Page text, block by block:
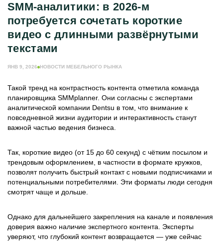
SMM-аналитики: в 2026-м
потребуется сочетать короткие
видео с длинными развёрнутыми
текстами
ЯНВ 9, 2026 НОВОСТИ МЕБЕЛЬНОГО РЫНКА
Такой тренд на контрастность контента отметила команда
планировщика SMMplanner. Они согласны с экспертами
аналитической компании Dentsu в том, что внимание к
повседневной жизни аудитории и интерактивность станут
важной частью ведения бизнеса.
Так, короткие видео (от 15 до 60 секунд) с чётким посылом и
трендовым оформлением, в частности в формате кружков,
позволят получить быстрый контакт с новыми подписчиками и
потенциальными потребителями. Эти форматы люди сегодня
смотрят чаще и дольше.
Однако для дальнейшего закрепления на канале и появления
доверия важно наличие экспертного контента. Эксперты
уверяют, что глубокий контент возвращается — уже сейчас